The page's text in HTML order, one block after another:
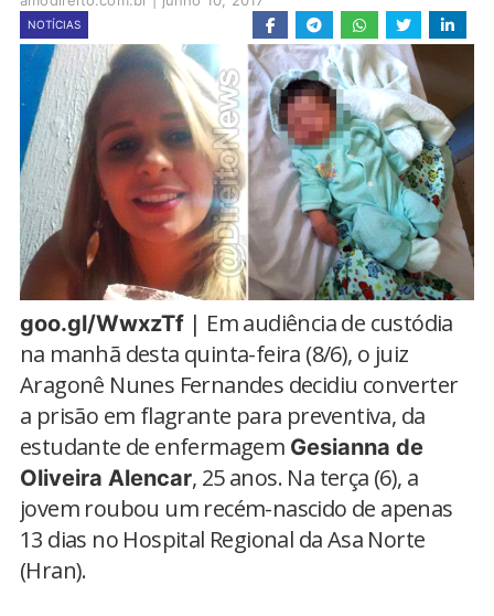
NOTÍCIAS
goo.gl/WwxzTf | Em audiência de custódia
na manhã desta quinta-feira (8/6), o juiz
Aragonê Nunes Fernandes decidiu converter
a prisão em flagrante para preventiva, da
estudante de enfermagem Gesianna de
Oliveira Alencar, 25 anos. Na terça (6), a
jovem roubou um recém-nascido de apenas
13 dias no Hospital Regional da Asa Norte
(Hran).